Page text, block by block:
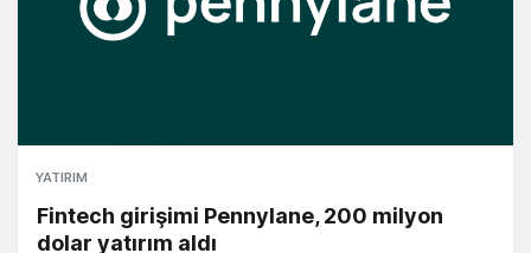
YATIRIM
Fintech girişimi Pennylane, 200 milyon
dolar yatırım aldı